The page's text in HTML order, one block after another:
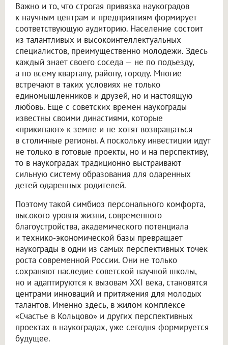
Важно и то, что строгая привязка наукоградов
к научным центрам и предприятиям формирует
соответствующую аудиторию. Население состоит
из талантливых и высокоинтеллектуальных
специалистов, преимущественно молодежи. Здесь
каждый знает своего соседа — не по подъезду,
а по всему кварталу, району, городу. Многие
встречают в таких условиях не только
единомышленников и друзей, но и настоящую
любовь. Еще с советских времен наукограды
известны своими династиями, которые
«прикипают» к земле и не хотят возвращаться
в столичные регионы. А поскольку инвестиции идут
не только в готовые проекты, но и на перспективу,
то в наукоградах традиционно выстраивают
сильную систему образования для одаренных
детей одаренных родителей.
Поэтому такой симбиоз персонального комфорта,
высокого уровня жизни, современного
благоустройства, академического потенциала
и технико-экономической базы превращает
наукограды в одни из самых перспективных точек
роста современной России. Они не только
сохраняют наследие советской научной школы,
но и адаптируются к вызовам XXI века, становятся
центрами инноваций и притяжения для молодых
талантов. Именно здесь, в жилом комплексе
«Счастье в Кольцово» и других перспективных
проектах в наукоградах, уже сегодня формируется
будущее.